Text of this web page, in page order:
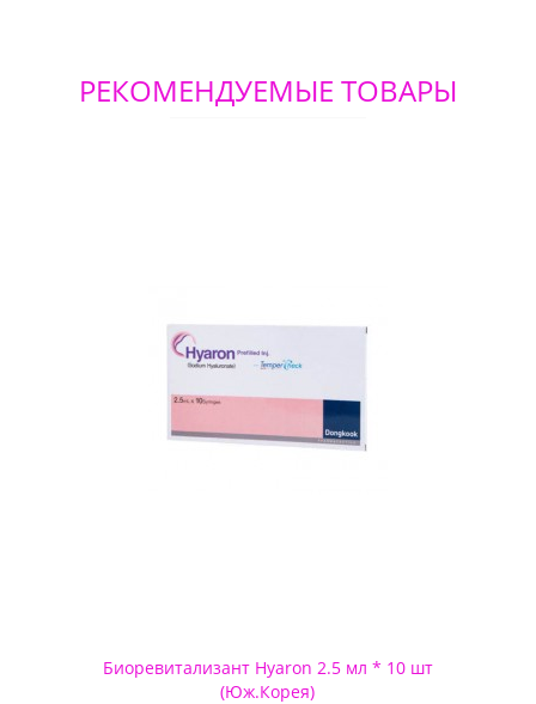
РЕКОМЕНДУЕМЫЕ ТОВАРЫ
Биоревитализант Hyaron 2.5 мл * 10 шт
(Юж.Корея)